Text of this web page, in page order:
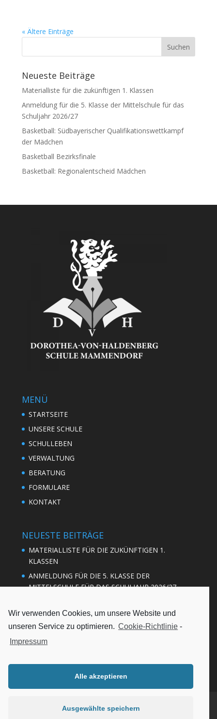
Wir verwenden Cookies, um unsere Website und
unseren Service zu optimieren. Cookie-Richtlinie -
Impressum
Alle akzeptieren
Ausgewählte speichern
« Ältere Einträge
Neueste Beiträge
Materialliste für die zukünftigen 1. Klassen
Anmeldung für die 5. Klasse der Mittelschule für das
Schuljahr 2026/27
Basketball: Südbayerischer Qualifikationswettkampf
der Mädchen
Basketball Bezirksfinale
Basketball: Regionalentscheid Mädchen
MENÜ
STARTSEITE
UNSERE SCHULE
SCHULLEBEN
VERWALTUNG
BERATUNG
FORMULARE
KONTAKT
NEUESTE BEITRÄGE
MATERIALLISTE FÜR DIE ZUKÜNFTIGEN 1.
KLASSEN
ANMELDUNG FÜR DIE 5. KLASSE DER
MITTELSCHULE FÜR DAS SCHULJAHR 2026/27
QUALIFIKATIONSWETTKAMPF DER MÄDCHEN
BASKETBALL BEZIRKSFINALE
BASKETBALL: REGIONALENTSCHEID MÄDCHEN
IMPRESSUM
DATENSCHUTZ